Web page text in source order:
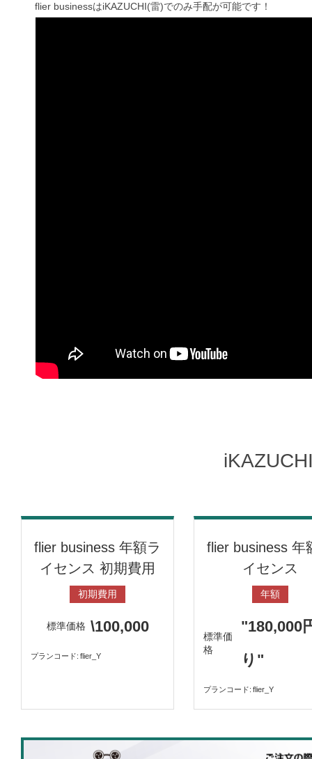
flier businessはiKAZUCHI(雷)でのみ手配が可能です！
flier business 年額ラ
イセンス 初期費用
初期費用
標準価格 \100,000
プランコード flier_Y
flier business 年
イセンス
年額
標準価
格
"180,000
り"
プランコード flier_Y